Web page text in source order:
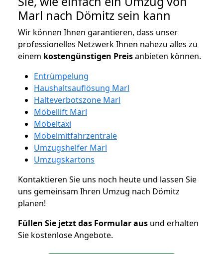
Marl nach Dömitz sein kann
Wir können Ihnen garantieren, dass unser
professionelles Netzwerk Ihnen nahezu alles zu
einem kostengünstigen Preisanbieten können.
Entrümpelung
Haushaltsauflösung Marl
Halteverbotszone Marl
Möbellift Marl
Möbeltaxi
Möbelmitfahrzentrale
Umzugshelfer Marl
Umzugskartons
Kontaktieren Sie uns noch heute und lassen Sie
uns gemeinsam Ihren Umzug nach Dömitz
planen!
Füllen Sie jetzt das Formular aus und erhalten
Sie kostenlose Angebote.